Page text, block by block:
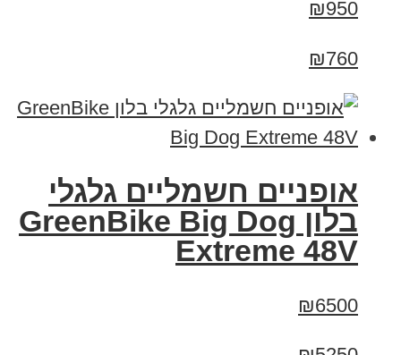
₪950
₪760
אופניים חשמליים גלגלי
בלון GreenBike Big Dog
Extreme 48V
₪6500